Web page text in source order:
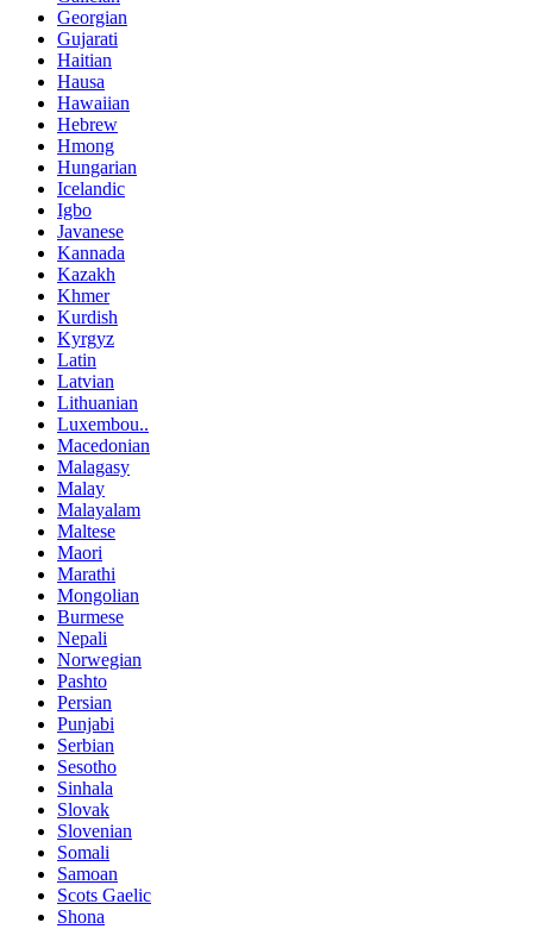
Georgian
Gujarati
Haitian
Hausa
Hawaiian
Hebrew
Hmong
Hungarian
Icelandic
Igbo
Javanese
Kannada
Kazakh
Khmer
Kurdish
Kyrgyz
Latin
Latvian
Lithuanian
Luxembou..
Macedonian
Malagasy
Malay
Malayalam
Maltese
Maori
Marathi
Mongolian
Burmese
Nepali
Norwegian
Pashto
Persian
Punjabi
Serbian
Sesotho
Sinhala
Slovak
Slovenian
Somali
Samoan
Scots Gaelic
Shona